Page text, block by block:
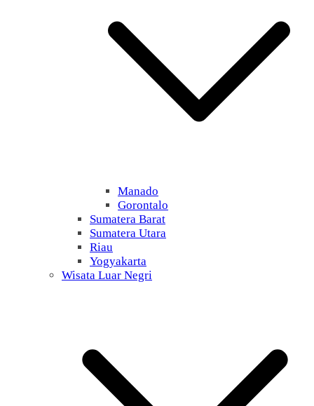
Manado
Gorontalo
Sumatera Barat
Sumatera Utara
Riau
Yogyakarta
Wisata Luar Negri